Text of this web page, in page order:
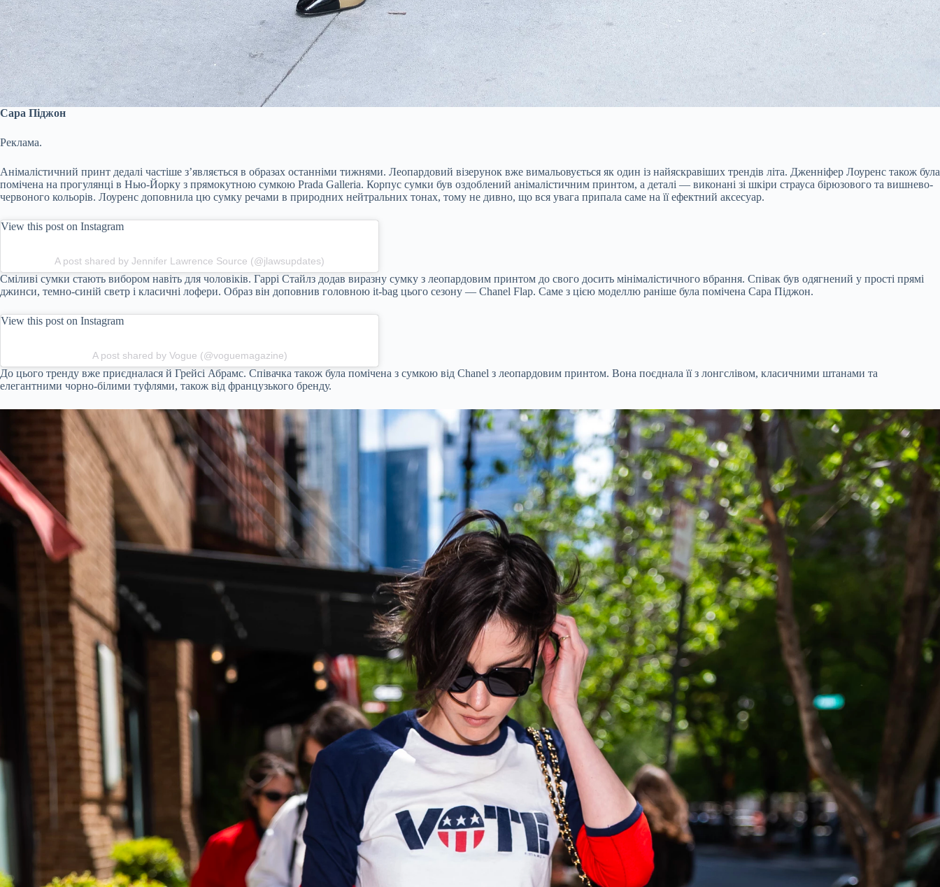
Сара Піджон
Реклама.
Анімалістичний принт дедалі частіше з’являється в образах останніми тижнями. Леопардовий візерунок вже вимальовується як один із найяскравіших трендів літа. Дженніфер Лоуренс також була
помічена на прогулянці в Нью-Йорку з прямокутною сумкою Prada Galleria. Корпус сумки був оздоблений анімалістичним принтом, а деталі — виконані зі шкіри страуса бірюзового та вишнево-
червоного кольорів. Лоуренс доповнила цю сумку речами в природних нейтральних тонах, тому не дивно, що вся увага припала саме на її ефектний аксесуар.
View this post on Instagram
A post shared by Jennifer Lawrence Source (@jlawsupdates)
Сміливі сумки стають вибором навіть для чоловіків. Гаррі Стайлз додав виразну сумку з леопардовим принтом до свого досить мінімалістичного вбрання. Співак був одягнений у прості прямі
джинси, темно-синій светр і класичні лофери. Образ він доповнив головною it-bag цього сезону — Chanel Flap. Саме з цією моделлю раніше була помічена Сара Піджон.
View this post on Instagram
A post shared by Vogue (@voguemagazine)
До цього тренду вже приєдналася й Грейсі Абрамс. Співачка також була помічена з сумкою від Chanel з леопардовим принтом. Вона поєднала її з лонгслівом, класичними штанами та
елегантними чорно-білими туфлями, також від французького бренду.